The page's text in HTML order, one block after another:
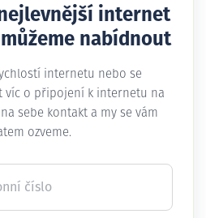
internet
nabídnout
internetu nebo se
víc o připojení k internetu na
sebe kontakt a my se vám
ozveme.
číslo